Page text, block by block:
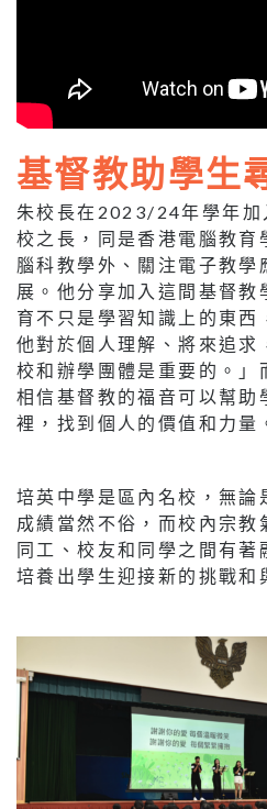
基督教助學生
朱校長在2023/24年學年加
校之長，同是香港電腦教育
腦科教學外、關注電子教學
展。他分享加入這間基督教
育不只是學習知識上的東西
他對於個人理解、將來追求
校和辦學團體是重要的。」
相信基督教的福音可以幫助
裡，找到個人的價值和力量
培英中學是區內名校，無論
成績當然不俗，而校內宗教
同工、校友和同學之間有著
培養出學生迎接新的挑戰和